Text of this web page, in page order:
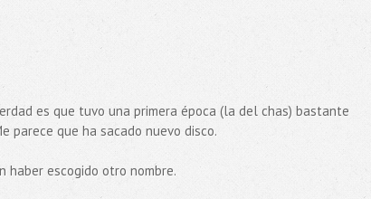
es que tuvo una primera época (la del chas) bastante
parece que ha sacado nuevo disco.
haber escogido otro nombre.